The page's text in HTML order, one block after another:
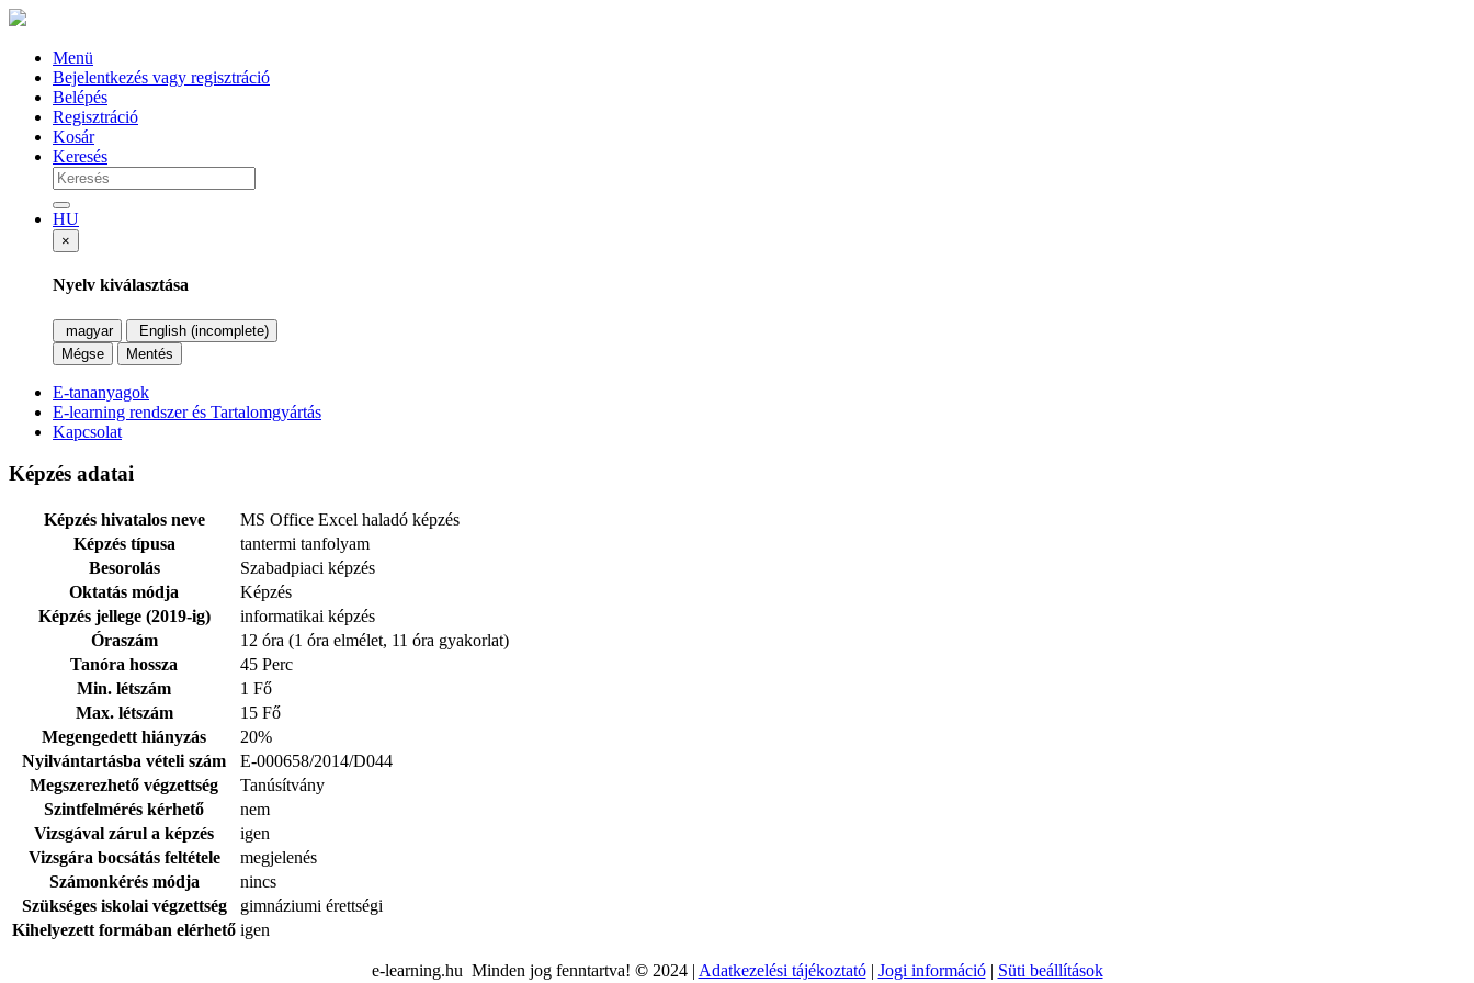
Menü
Bejelentkezés vagy regisztráció
Belépés
Regisztráció
Kosár
Keresés
HU
×
Nyelv kiválasztása
magyar
English (incomplete)
Mégse
Mentés
E-tananyagok
E-learning rendszer és Tartalomgyártás
Kapcsolat
Képzés adatai
Képzés hivatalos neve
MS Office Excel haladó képzés
Képzés típusa
tantermi tanfolyam
Besorolás
Szabadpiaci képzés
Oktatás módja
Képzés
Képzés jellege (2019-ig)
informatikai képzés
Óraszám
12 óra (1 óra elmélet, 11 óra gyakorlat)
Tanóra hossza
45 Perc
Min. létszám
1 Fő
Max. létszám
15 Fő
Megengedett hiányzás
20%
Nyilvántartásba vételi szám
E-000658/2014/D044
Megszerezhető végzettség
Tanúsítvány
Szintfelmérés kérhető
nem
Vizsgával zárul a képzés
igen
Vizsgára bocsátás feltétele
megjelenés
Számonkérés módja
nincs
Szükséges iskolai végzettség
gimnáziumi érettségi
Kihelyezett formában elérhető igen
e-learning.hu Minden jog fenntartva! © 2024 | Adatkezelési tájékoztató| Jogi információ| Süti beállítások